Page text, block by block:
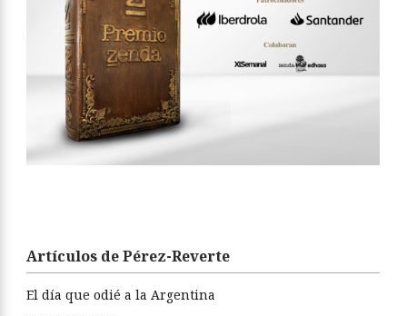
Artículos de Pérez-Reverte
El día que odié a la Argentina